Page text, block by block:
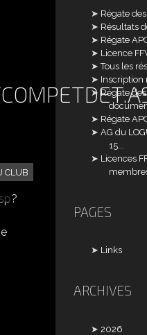
CLUB
Régate
Résultats
Régate
Licence
Tous les
Inscription
Régate
Régate
AG du
15...
Licences
PAGES
Links
ARCHIVES
2026